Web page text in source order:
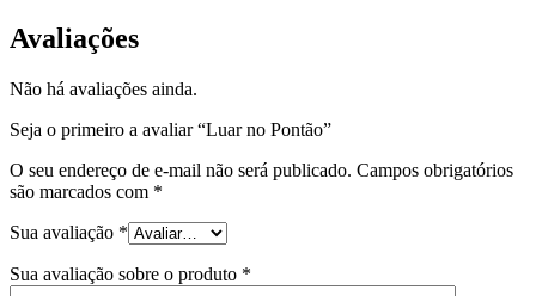
Avaliações
Não há avaliações ainda.
Seja o primeiro a avaliar “Luar no Pontão”
O seu endereço de e-mail não será publicado. Campos obrigatórios
são marcados com *
Sua avaliação *
Sua avaliação sobre o produto *